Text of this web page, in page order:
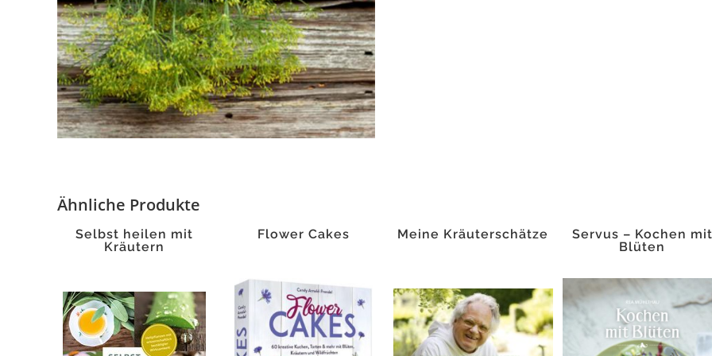
Ähnliche Produkte
Selbst heilen mit
Kräutern
Flower Cakes Meine Kräuterschätze
Servus – Kochen mit
Blüten